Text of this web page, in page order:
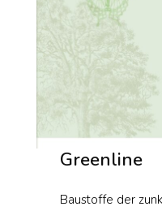
Greenline
Baustoffe der